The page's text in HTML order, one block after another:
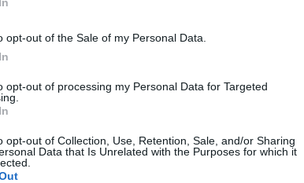
opt-out of the Sale of my Personal Data.
opt-out of processing my Personal Data for Targeted
opt-out of Collection, Use, Retention, Sale, and/or Sharing
Data that Is Unrelated with the Purposes for which it
диапазон 5-50 лв, като с най-голям дял
у нас международни сортове
към увеличаване броя на големите
златни отколкото сребърни
сребърни медала.
поясни Томас Костенобъл, Изпълнителен
повече до стандартите на най-добрите